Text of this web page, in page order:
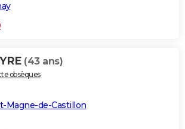
(43 ans)
obsèques
Magne-de-Castillon